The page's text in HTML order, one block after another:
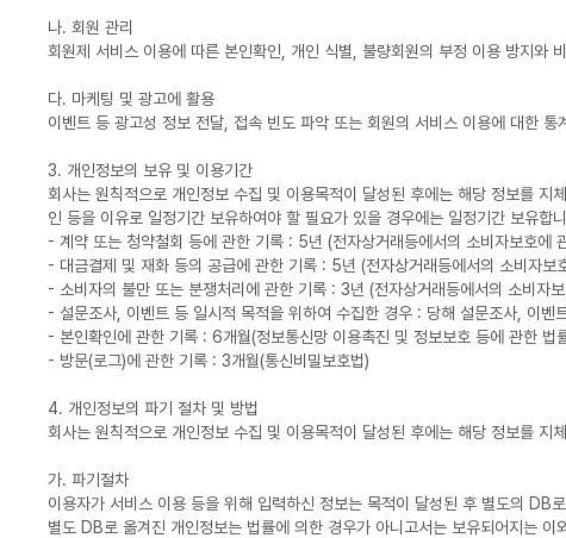
나. 회원 관리
회원제 서비스 이용에 따른 본인확인, 개인 식별, 불량회원의 부정 이용 방지와
다. 마케팅 및 광고에 활용
이벤트 등 광고성 정보 전달, 접속 빈도 파악 또는 회원의 서비스 이용에 대한 통계
3. 개인정보의 보유 및 이용기간
회사는 원칙적으로 개인정보 수집 및 이용목적이 달성된 후에는 해당 정보를
인 등을 이유로 일정기간 보유하여야 할 필요가 있을 경우에는 일정기간 보유합
- 계약 또는 청약철회 등에 관한 기록 : 5년 (전자상거래등에서의 소비자보호에
- 대금결제 및 재화 등의 공급에 관한 기록 : 5년 (전자상거래등에서의 소비자보
- 소비자의 불만 또는 분쟁처리에 관한 기록 : 3년 (전자상거래등에서의 소비자
- 설문조사, 이벤트 등 일시적 목적을 위하여 수집한 경우 : 당해 설문조사, 이벤
- 본인확인에 관한 기록 : 6개월(정보통신망 이용촉진 및 정보보호 등에 관한 법
- 방문(로그)에 관한 기록 : 3개월(통신비밀보호법)
4. 개인정보의 파기 절차 및 방법
회사는 원칙적으로 개인정보 수집 및 이용목적이 달성된 후에는 해당 정보를 지
가. 파기절차
이용자가 서비스 이용 등을 위해 입력하신 정보는 목적이 달성된 후 별도의 DB
별도 DB로 옮겨진 개인정보는 법률에 의한 경우가 아니고서는 보유되어지는 이